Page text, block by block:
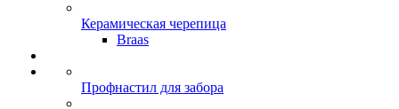
Керамическая черепица
Braas
Профнастил для забора